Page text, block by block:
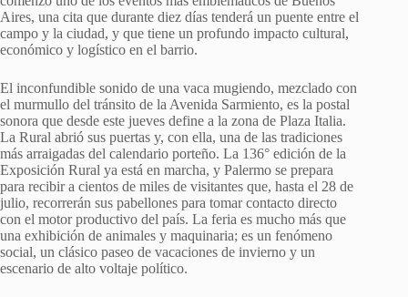
Aires, una cita que durante diez días tenderá un puente entre el
campo y la ciudad, y que tiene un profundo impacto cultural,
económico y logístico en el barrio.
El inconfundible sonido de una vaca mugiendo, mezclado con
el murmullo del tránsito de la Avenida Sarmiento, es la postal
sonora que desde este jueves define a la zona de Plaza Italia.
La Rural abrió sus puertas y, con ella, una de las tradiciones
más arraigadas del calendario porteño. La 136° edición de la
Exposición Rural ya está en marcha, y Palermo se prepara
para recibir a cientos de miles de visitantes que, hasta el 28 de
julio, recorrerán sus pabellones para tomar contacto directo
con el motor productivo del país. La feria es mucho más que
una exhibición de animales y maquinaria; es un fenómeno
social, un clásico paseo de vacaciones de invierno y un
escenario de alto voltaje político.